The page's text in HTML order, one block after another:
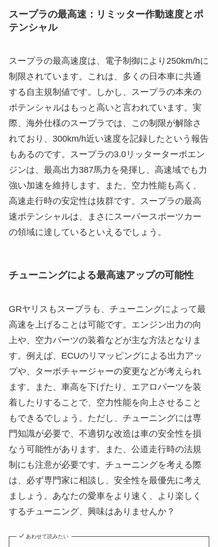
スープラの最高速：リミッター作動速度とポ
テンシャル
スープラの最高速度は、電子制御により250km/hに
制限されています。これは、多くの日本車に共通
する自主規制値です。しかし、スープラの本来の
ポテンシャルはもっと高いと言われています。実
際、海外仕様のスープラでは、この制限が解除さ
れており、300km/h近い速度を記録したという報告
もあるのです。スープラの3.0リッターターボエン
ジンは、最高出力387馬力を発揮し、高速域でも力
強い加速を維持します。また、空力性能も高く、
高速走行時の安定性は抜群です。スープラの最高
速ポテンシャルは、まさにスーパースポーツカー
の領域に達しているといえるでしょう。
チューニングによる最高速アップの可能性
GRヤリスもスープラも、チューニングによって最
高速を上げることは可能です。エンジン出力の向
上や、空力パーツの装着などが主な方法となりま
す。例えば、ECUのリマッピングによる出力アッ
プや、ターボチャージャーの変更などが考えられ
ます。また、車高を下げたり、エアロパーツを装
着したりすることで、空力性能を向上させること
もできるでしょう。ただし、チューニングには専
門知識が必要で、不適切な改造は車の安全性を損
なう可能性があります。また、公道走行時の法規
制にも注意が必要です。チューニングを考える際
は、必ず専門家に相談し、安全性を最優先に考え
ましょう。あなたの愛車をより速く、より楽しく
するチューニング、興味はありませんか？
あわせて読みたい